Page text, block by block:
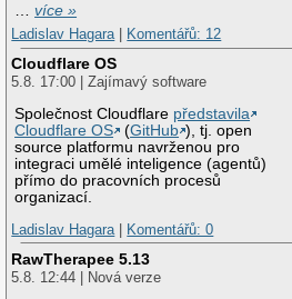
…více »
Ladislav Hagara| Komentářů: 12
Cloudflare OS
5.8. 17:00 | Zajímavý software
Společnost Cloudflare představila
Cloudflare OS
(GitHub ), tj. open
source platformu navrženou pro
integraci umělé inteligence (agentů)
přímo do pracovních procesů
organizací.
Ladislav Hagara| Komentářů: 0
RawTherapee 5.13
5.8. 12:44 | Nová verze